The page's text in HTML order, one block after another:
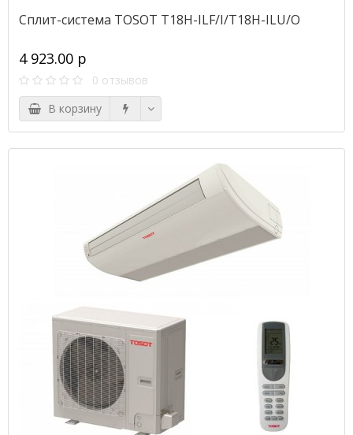
Сплит-система TOSOT T18H-ILF/I/T18H-ILU/O
4 923.00 р
0 отзывов
В корзину